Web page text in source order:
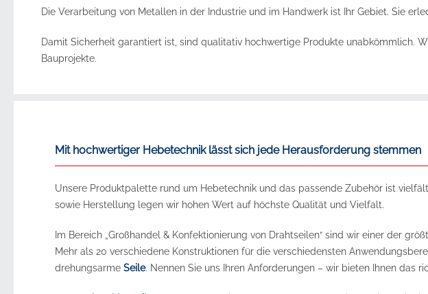
Die Verarbeitung von Metallen in der Industrie und im Handwerk ist Ihr Gebiet. Sie
Damit Sicherheit garantiert ist, sind qualitativ hochwertige Produkte unabkömmlich.
Bauprojekte.
Mit hochwertiger Hebetechnik lässt sich jede Herausforderung stemmen
Unsere Produktpalette rund um Hebetechnik und das passende Zubehör ist
sowie Herstellung legen wir hohen Wert auf höchste Qualität und Vielfalt.
Im Bereich „Großhandel & Konfektionierung von Drahtseilen“ sind wir einer der
Mehr als 20 verschiedene Konstruktionen für die verschiedensten
drehungsarme Seile. Nennen Sie uns Ihren Anforderungen – wir bieten Ihnen das